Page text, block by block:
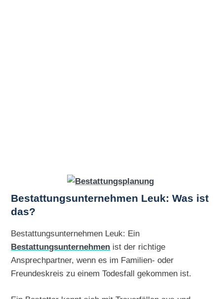
Bestattungsunternehmen Leuk: Was ist
das?
Bestattungsunternehmen Leuk: Ein
Bestattungsunternehmen ist der richtige
Ansprechpartner, wenn es im Familien- oder
Freundeskreis zu einem Todesfall gekommen ist.